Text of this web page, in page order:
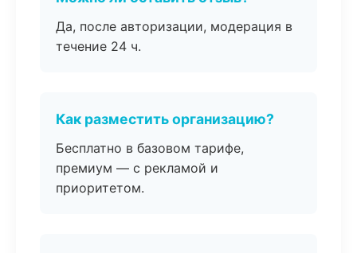
Да, после авторизации, модерация в
течение 24 ч.
Как разместить организацию?
Бесплатно в базовом тарифе,
премиум — с рекламой и
приоритетом.